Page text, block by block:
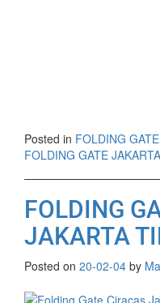
Posted in FOLDING GATE
FOLDING GATE
FOLDING
JAKARTA
Posted on 20-02-04 by